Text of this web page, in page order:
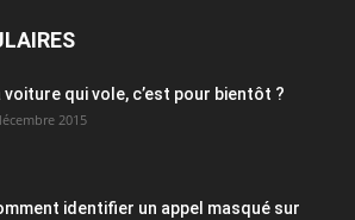
voiture qui vole, c’est pour bientôt ?
2015
identifier un appel masqué sur